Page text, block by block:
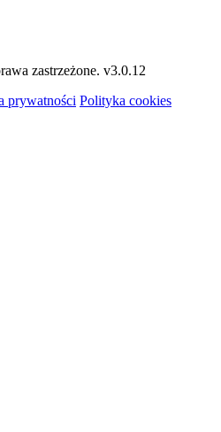
zastrzeżone. v3.0.12
prywatności Polityka cookies